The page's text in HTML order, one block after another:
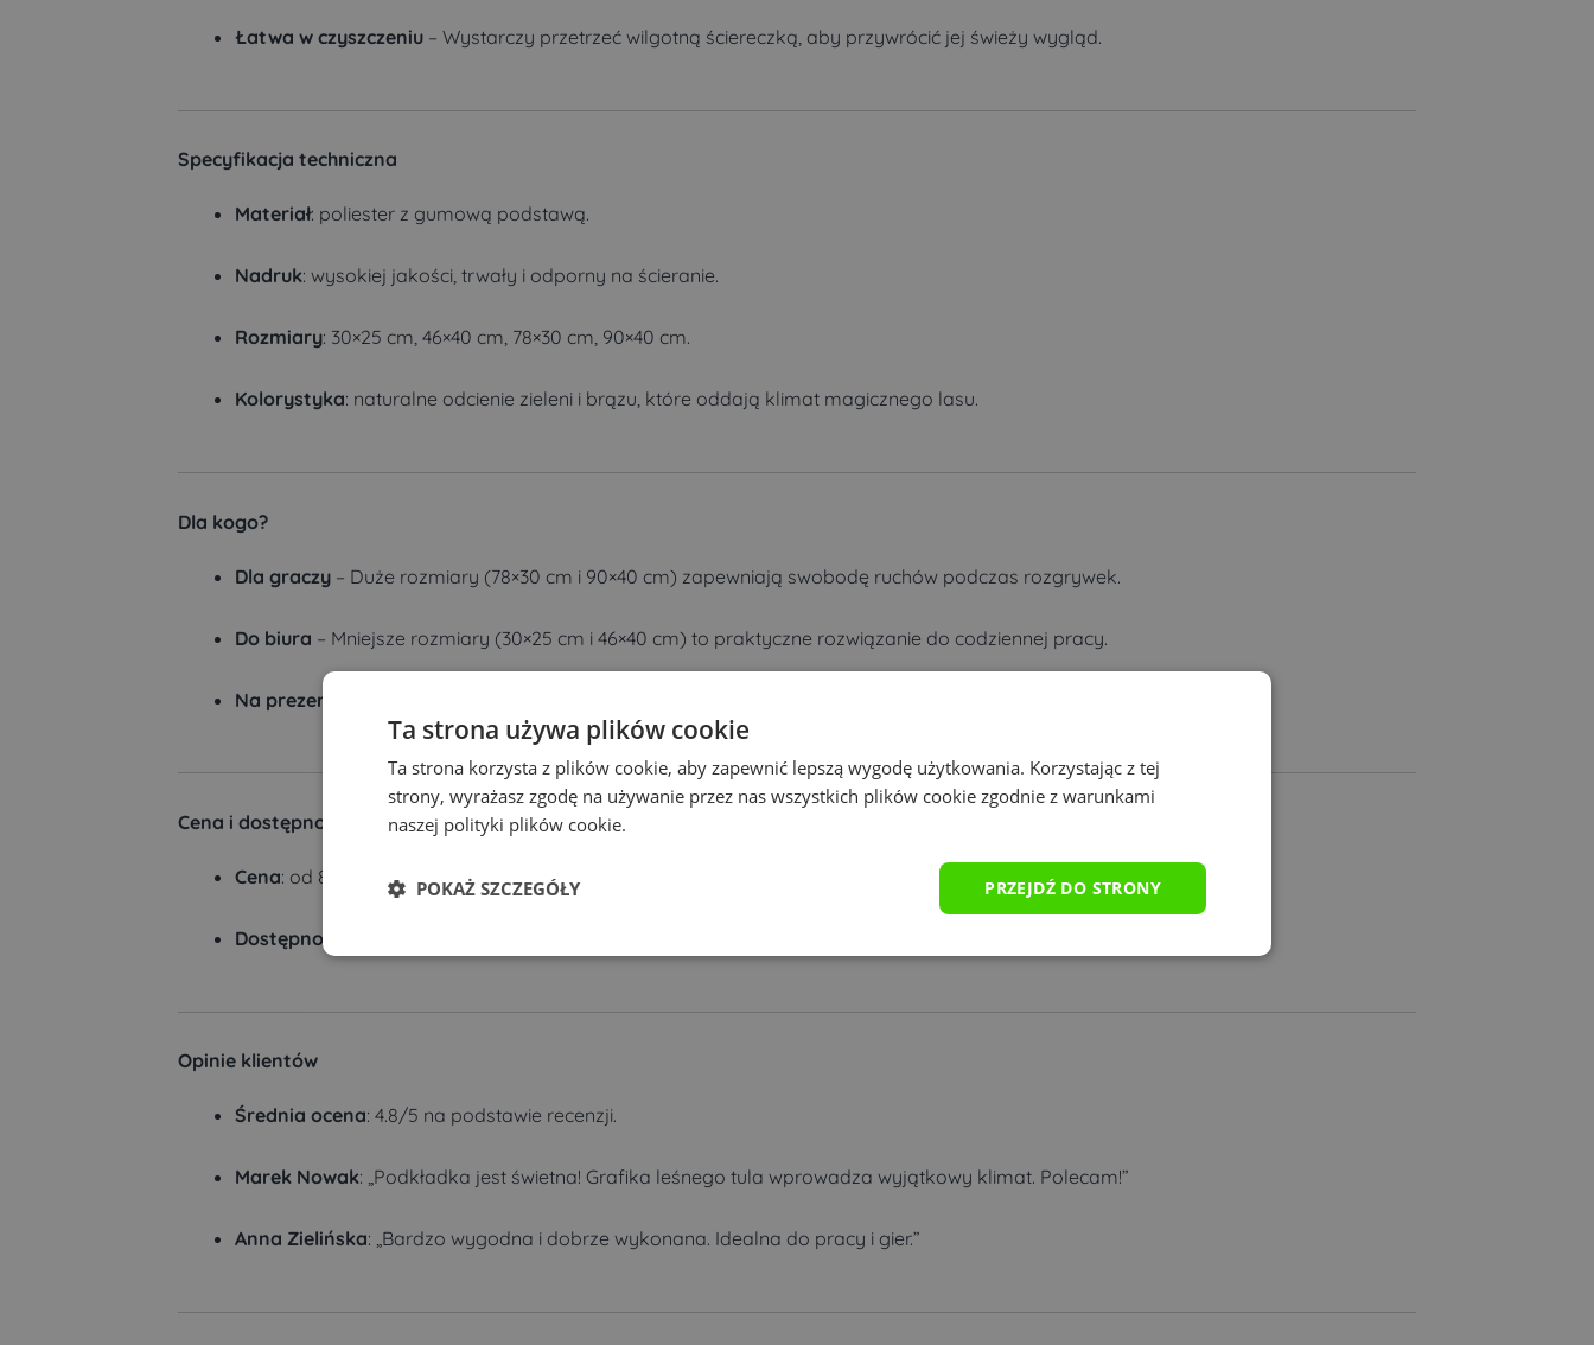
Łatwa w czyszczeniu – Wystarczy przetrzeć wilgotną ściereczką, aby przywrócić jej świeży wygląd.
Specyfikacja techniczna
Materiał: poliester z gumową podstawą.
Nadruk: wysokiej jakości, trwały i odporny na ścieranie.
Rozmiary: 30×25 cm, 46×40 cm, 78×30 cm, 90×40 cm.
Kolorystyka: naturalne odcienie zieleni i brązu, które oddają klimat magicznego lasu.
Dla kogo?
Dla graczy – Duże rozmiary (78×30 cm i 90×40 cm) zapewniają swobodę ruchów podczas rozgrywek.
Do biura – Mniejsze rozmiary (30×25 cm i 46×40 cm) to praktyczne rozwiązanie do codziennej pracy.
Na prezent
Cena i dostępność:
Cena: od 89,99 PLN (w zależności od rozmiaru).
Dostępność
Opinie klientów
Średnia ocena: 4.8/5 na podstawie recenzji.
Marek Nowak: „Podkładka jest świetna! Grafika leśnego tula wprowadza wyjątkowy klimat. Polecam!”
Anna Zielińska: „Bardzo wygodna i dobrze wykonana. Idealna do pracy i gier.”
Ta strona używa plików cookie
Ta strona korzysta z plików cookie, aby zapewnić lepszą wygodę użytkowania. Korzystając z tej
strony, wyrażasz zgodę na używanie przez nas wszystkich plików cookie zgodnie z warunkami
naszej polityki plików cookie.
PRZEJDŹ DO STRONY
POKAŻ SZCZEGÓŁY